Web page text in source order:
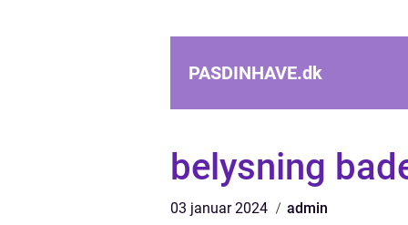
PASDINHAVE.dk
belysning
03 januar 2024 admin